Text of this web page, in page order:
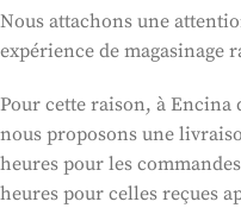
Nous attachons une
expérience de magasinage
Pour cette raison, à Encina
nous proposons une
heures pour les
heures pour celles reçues